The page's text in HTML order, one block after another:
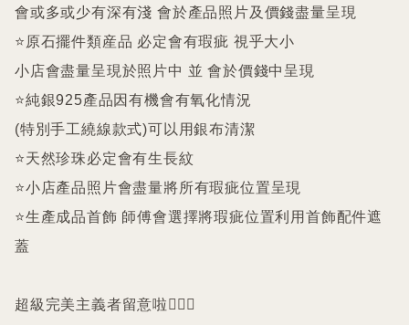
會或多或少有深有淺 會於產品照片及價錢盡量呈現
⭐️原石擺件類産品 必定會有瑕疵 視乎大小
小店會盡量呈現於照片中 並 會於價錢中呈現
⭐️純銀925產品因有機會有氧化情況
(特別手工繞線款式)可以用銀布清潔
⭐️天然珍珠必定會有生長紋
⭐️小店產品照片會盡量將所有瑕疵位置呈現
⭐️生產成品首飾 師傅會選擇將瑕疵位置利用首飾配件遮
蓋
超級完美主義者留意啦🙇🏻‍♀️